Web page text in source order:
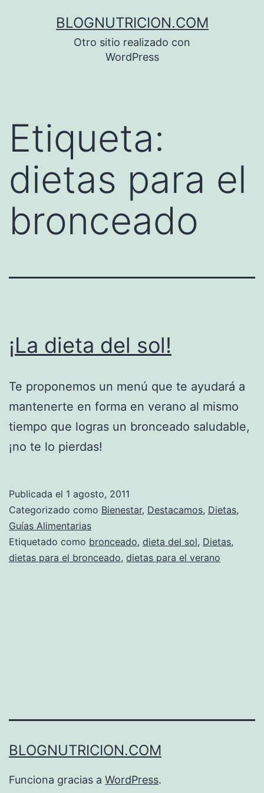
BLOGNUTRICION.COM
Otro sitio realizado con
WordPress
Etiqueta:
dietas para el
bronceado
¡La dieta del sol!
Te proponemos un menú que te ayudará a
mantenerte en forma en verano al mismo
tiempo que logras un bronceado saludable,
¡no te lo pierdas!
Publicada el 1 agosto, 2011
Categorizado como Bienestar, Destacamos, Dietas,
Guías Alimentarias
Etiquetado como bronceado, dieta del sol, Dietas,
dietas para el bronceado, dietas para el verano
BLOGNUTRICION.COM
Funciona gracias a WordPress.